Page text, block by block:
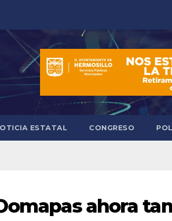
ESTATAL CONGRESO
ahora